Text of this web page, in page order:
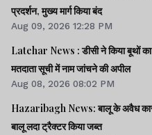
प्रदर्शन, मुख्य मार्ग किया बंद
Aug 09, 2026 12:28 PM
Latehar News : डीसी ने किया बूथों का
मतदाता सूची में नाम जांचने की अपील
Aug 08, 2026 08:02 PM
Hazaribagh News: बालू के अवैध
बालू लदा ट्रैक्टर किया जब्त